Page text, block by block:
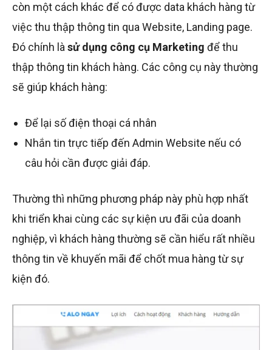
còn một cách khác để có được data khách hàng từ
việc thu thập thông tin qua Website, Landing page.
Đó chính làsử dụng công cụ Marketing để thu
thập thông tin khách hàng. Các công cụ này thường
sẽ giúp khách hàng:
Để lại số điện thoại cá nhân
Nhắn tin trực tiếp đến Admin Website nếu có
câu hỏi cần được giải đáp.
Thường thì những phương pháp này phù hợp nhất
khi triển khai cùng các sự kiện ưu đãi của doanh
nghiệp, vì khách hàng thường sẽ cần hiểu rất nhiều
thông tin về khuyến mãi để chốt mua hàng từ sự
kiện đó.